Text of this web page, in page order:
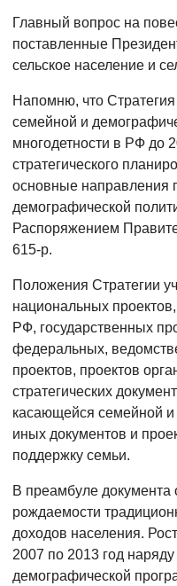
Главный вопрос на
поставленные
сельское население и
Напомню, что
семейной и
многодетности в РФ до
стратегического
основные направления
демографической
Распоряжением
615-р.
Положения Стратегии
национальных
РФ, государственных
федеральных,
проектов, проектов
стратегических
касающейся семейной и
иных документов и
поддержку семьи.
В преамбуле документа
рождаемости
доходов населения.
2007 по 2013 год
демографической